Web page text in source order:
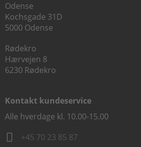
Odense
Kochsgade 31D
5000 Odense
Rødekro
Hærvejen 8
6230 Rødekro
Kontakt kundeservice
Alle hverdage kl. 10.00-15.00
+45 70 23 85 87